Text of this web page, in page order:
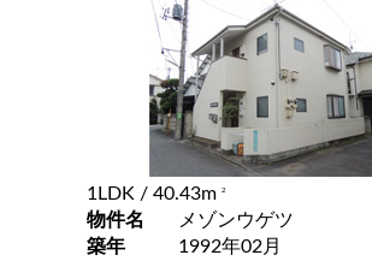
1LDK / 40.43m 2
物件名
メゾンウゲツ
築年
1992年02月